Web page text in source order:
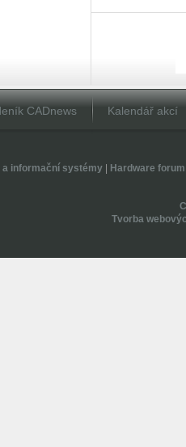
CADnews Kalendář akcí
a informační systémy| Hardware forum
Tvorba